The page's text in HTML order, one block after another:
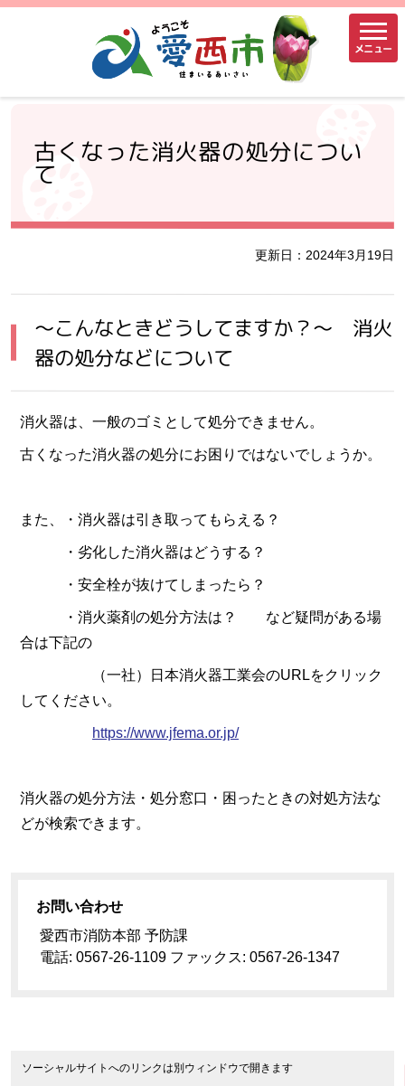
メニュー
古くなった消火器の処分につい
て
更新日：2024年3月19日
～こんなときどうしてますか？～ 消火
器の処分などについて
消火器は、一般のゴミとして処分できません。
古くなった消火器の処分にお困りではないでしょうか。
また、・消火器は引き取ってもらえる？
・劣化した消火器はどうする？
・安全栓が抜けてしまったら？
・消火薬剤の処分方法は？ など疑問がある場
合は下記の
（一社）日本消火器工業会のURLをクリック
してください。
https://www.jfema.or.jp/
消火器の処分方法・処分窓口・困ったときの対処方法な
どが検索できます。
お問い合わせ
愛西市消防本部 予防課
電話: 0567-26-1109 ファックス: 0567-26-1347
ソーシャルサイトへのリンクは別ウィンドウで開きます